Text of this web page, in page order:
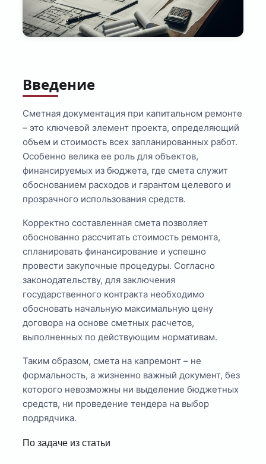
Введение
Сметная документация при капитальном ремонте
– это ключевой элемент проекта, определяющий
объем и стоимость всех запланированных работ.
Особенно велика ее роль для объектов,
финансируемых из бюджета, где смета служит
обоснованием расходов и гарантом целевого и
прозрачного использования средств.
Корректно составленная смета позволяет
обоснованно рассчитать стоимость ремонта,
спланировать финансирование и успешно
провести закупочные процедуры. Согласно
законодательству, для заключения
государственного контракта необходимо
обосновать начальную максимальную цену
договора на основе сметных расчетов,
выполненных по действующим нормативам.
Таким образом, смета на капремонт – не
формальность, а жизненно важный документ, без
которого невозможны ни выделение бюджетных
средств, ни проведение тендера на выбор
подрядчика.
По задаче из статьи